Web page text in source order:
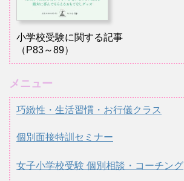
小学校受験に関する記事
（P83～89）
メニュー
巧緻性・生活習慣・お行儀クラス
個別面接特訓セミナー
女子小学校受験 個別相談・コーチング